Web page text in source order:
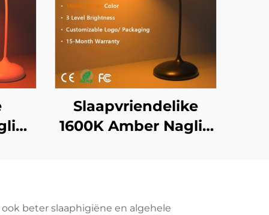
Slaapvriendelike
1600K Amber Naglig
Instellings met
beter slaaphigiëne en algehele